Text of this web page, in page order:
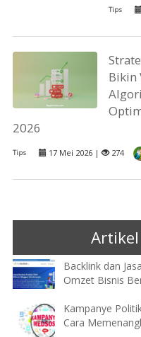
Tips
Bikin
2026
Tips 17 Mei 2026 | 274
Backlink dan
Omzet Bisnis
Kampanye
Cara